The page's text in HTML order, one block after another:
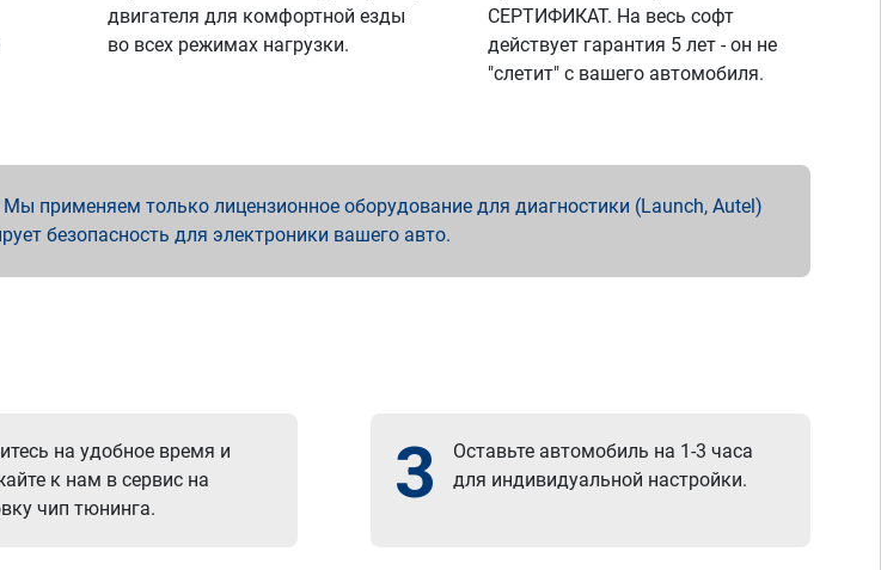
двигателя для комфортной езды
во всех режимах нагрузки.
СЕРТИФИКАТ. На весь софт
действует гарантия 5 лет - он не
"слетит" с вашего автомобиля.
применяем только лицензионное оборудование для диагностики (Launch, Autel)
безопасность для электроники вашего авто.
на удобное время и
к нам в сервис на
чип тюнинга.
3
Оставьте автомобиль на 1-3 часа
для индивидуальной настройки.